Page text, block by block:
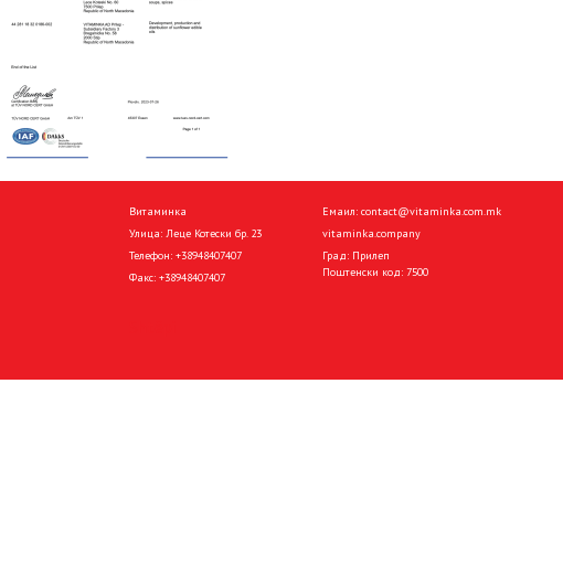
Витаминка
Улица: Леце Котески бр. 23
Телефон: +38948407407
Факс: +38948407407
Емаил: contact@vitaminka.com.mk
vitaminka.company
Град: Прилеп
Поштенски код: 7500